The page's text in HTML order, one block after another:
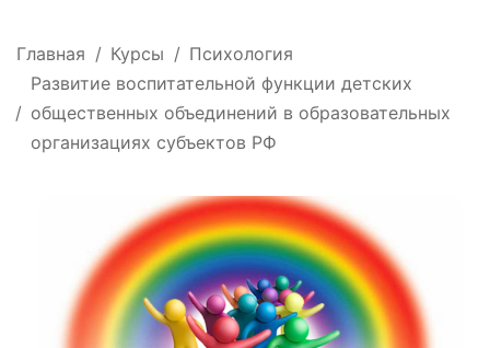
Главная Курсы
Психология
Развитие воспитательной функции детских
общественных объединений в образовательных
организациях субъектов РФ